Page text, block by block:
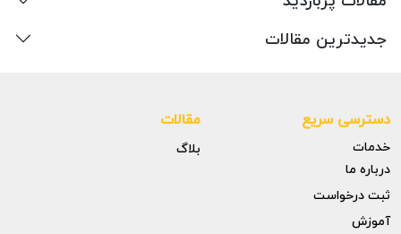
جدیدترین مقالات
دسترسی سریع
خدمات
درباره ما
ثبت درخواست
آموزش
مقالات
بلاگ